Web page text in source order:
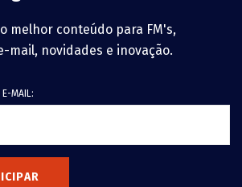
melhor conteúdo para FM's,
mail, novidades e inovação.
E-MAIL: